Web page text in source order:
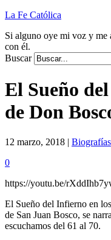
La Fe Católica
Si alguno oye mi voz y me
con él.
Buscar
El Sueño
de Don
12 marzo, 2018 | Biografías
0
https://youtu.be/
El Sueño del Infierno en
de San Juan Bosco, se
escuchamos del 61 al 70.